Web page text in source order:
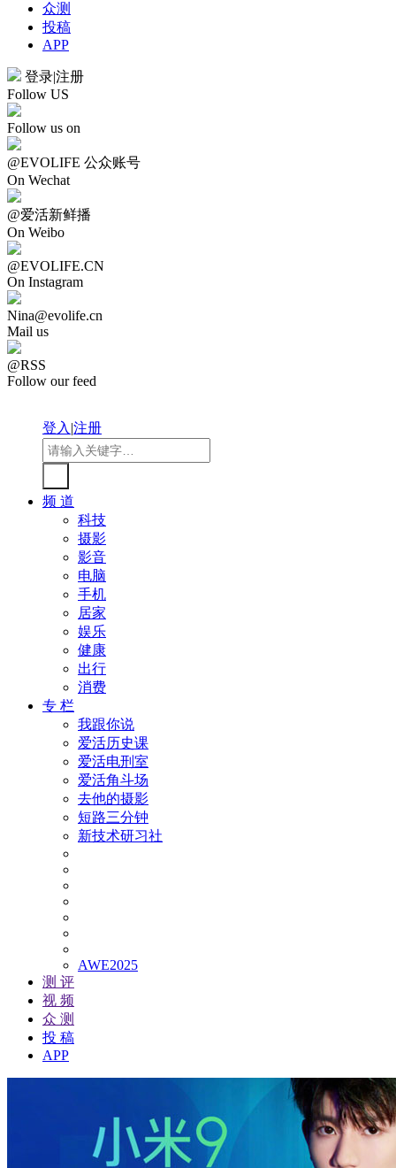
众测
投稿
APP
登录|注册
Follow US
Follow us on
@EVOLIFE 公众账号
On Wechat
@爱活新鲜播
On Weibo
@EVOLIFE.CN
On Instagram
Nina@evolife.cn
Mail us
@RSS
Follow our feed
登入|注册
频 道
科技
摄影
影音
电脑
手机
居家
娱乐
健康
出行
消费
专 栏
我跟你说
爱活历史课
爱活电刑室
爱活角斗场
去他的摄影
短路三分钟
新技术研习社
AWE2025
测 评
视 频
众 测
投 稿
APP